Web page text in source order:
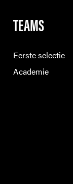
TEAMS
Eerste selectie
Academie